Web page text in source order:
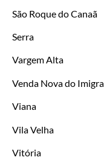
São Roque do Canaã
Serra
Vargem Alta
Venda Nova do
Viana
Vila Velha
Vitória